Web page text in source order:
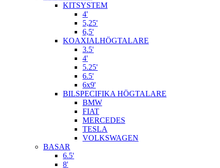
KITSYSTEM
4'
5,25'
6,5'
KOAXIALHÖGTALARE
3.5'
4'
5.25'
6.5'
6x9'
BILSPECIFIKA HÖGTALARE
BMW
FIAT
MERCEDES
TESLA
VOLKSWAGEN
BASAR
6.5'
8'